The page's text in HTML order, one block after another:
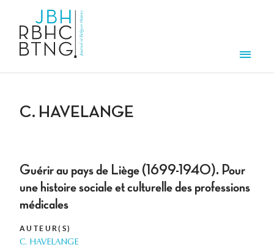
C. HAVELANGE
Guérir au pays de Liège (1699-1940). Pour
une histoire sociale et culturelle des professions
médicales
AUTEUR(S)
C. HAVELANGE